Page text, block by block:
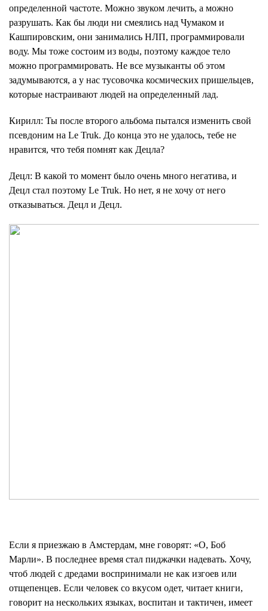
определенной частоте. Можно звуком лечить, а можно
разрушать. Как бы люди ни смеялись над Чумаком и
Кашпировским, они занимались НЛП, программировали
воду. Мы тоже состоим из воды, поэтому каждое тело
можно программировать. Не все музыканты об этом
задумываются, а у нас тусовочка космических пришельцев,
которые настраивают людей на определенный лад.
Кирилл: Ты после второго альбома пытался изменить свой
псевдоним на Le Truk. До конца это не удалось, тебе не
нравится, что тебя помнят как Децла?
Децл: В какой то момент было очень много негатива, и
Децл стал поэтому Le Truk. Но нет, я не хочу от него
отказываться. Децл и Децл.
Если я приезжаю в Амстердам, мне говорят: «О, Боб
Марли». В последнее время стал пиджачки надевать. Хочу,
чтоб людей с дредами воспринимали не как изгоев или
отщепенцев. Если человек со вкусом одет, читает книги,
говорит на нескольких языках, воспитан и тактичен, имеет